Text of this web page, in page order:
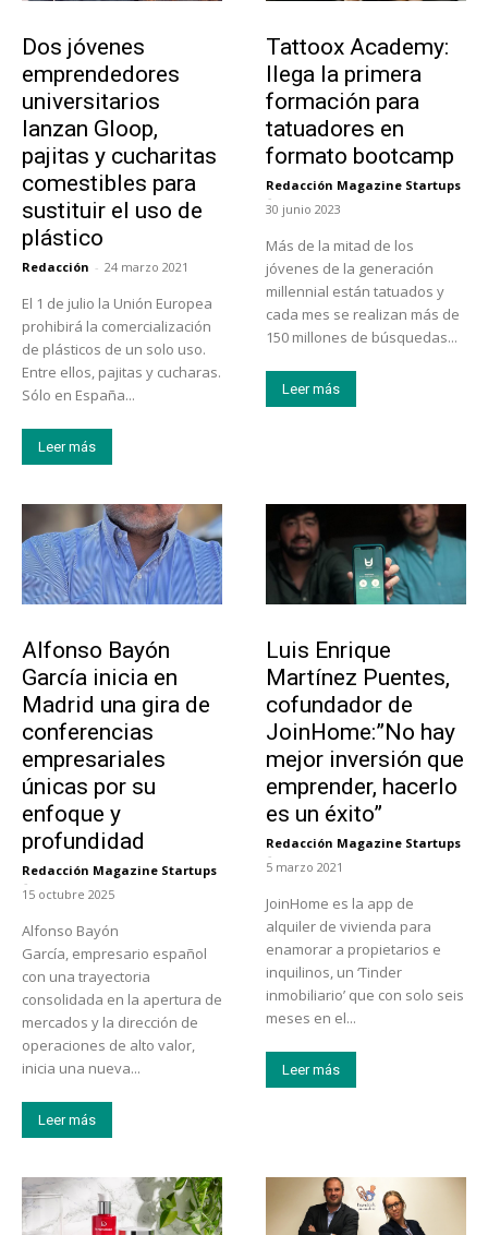
Dos jóvenes
emprendedores
universitarios
lanzan Gloop,
pajitas y cucharitas
comestibles para
sustituir el uso de
plástico
Redacción - 24 marzo 2021
El 1 de julio la Unión Europea
prohibirá la comercialización
de plásticos de un solo uso.
Entre ellos, pajitas y cucharas.
Sólo en España...
Leer más
Tattoox Academy:
llega la primera
formación para
tatuadores en
formato bootcamp
Redacción Magazine Startups
-
30 junio 2023
Más de la mitad de los
jóvenes de la generación
millennial están tatuados y
cada mes se realizan más de
150 millones de búsquedas...
Leer más
Alfonso Bayón
García inicia en
Madrid una gira de
conferencias
empresariales
únicas por su
enfoque y
profundidad
Redacción Magazine Startups
-
15 octubre 2025
Alfonso Bayón
García, empresario español
con una trayectoria
consolidada en la apertura de
mercados y la dirección de
operaciones de alto valor,
inicia una nueva...
Leer más
Luis Enrique
Martínez Puentes,
cofundador de
JoinHome:”No hay
mejor inversión que
emprender, hacerlo
es un éxito”
Redacción Magazine Startups
-
5 marzo 2021
JoinHome es la app de
alquiler de vivienda para
enamorar a propietarios e
inquilinos, un ‘Tinder
inmobiliario’ que con solo seis
meses en el...
Leer más